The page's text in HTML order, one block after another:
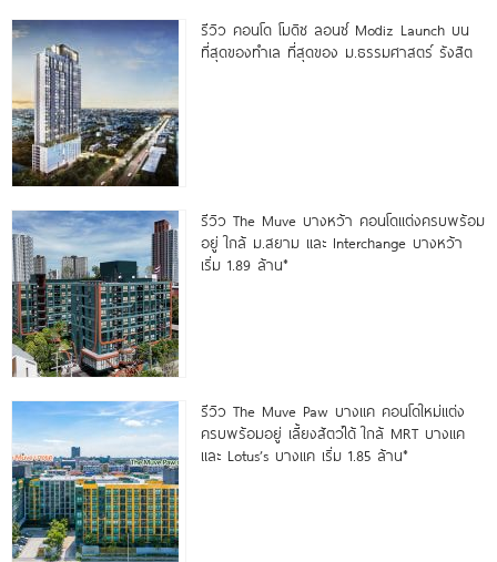
รีวิว คอนโด โมดิซ ลอนซ์ Modiz Launch บน
ที่สุดของทำเล ที่สุดของ ม.ธรรมศาสตร์ รังสิต
รีวิว The Muve บางหว้า คอนโดแต่งครบพร้อม
อยู่ ใกล้ ม.สยาม และ Interchange บางหว้า
เริ่ม 1.89 ล้าน*
รีวิว The Muve Paw บางแค คอนโดใหม่แต่ง
ครบพร้อมอยู่ เลี้ยงสัตว์ได้ ใกล้ MRT บางแค
และ Lotus’s บางแค เริ่ม 1.85 ล้าน*